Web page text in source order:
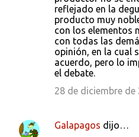
reflejado en la
producto muy
con los elementos
con todas las
opinión, en la cual
acuerdo, pero lo
el debate.
28 de diciembre de
Galapagos dijo…